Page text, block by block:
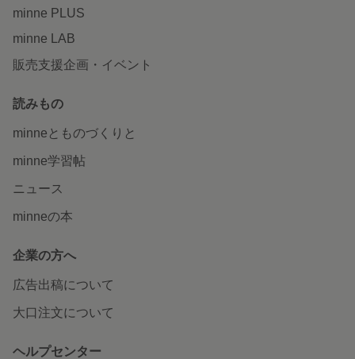
minne PLUS
minne LAB
販売支援企画・イベント
読みもの
minneとものづくりと
minne学習帖
ニュース
minneの本
企業の方へ
広告出稿について
大口注文について
ヘルプセンター